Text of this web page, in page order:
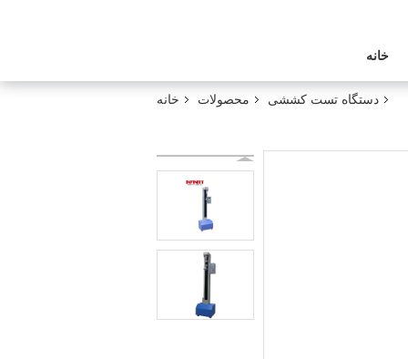
خانه
خانه محصولات دستگاه تست کششی